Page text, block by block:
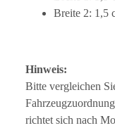
Breite 2: 1,5
Hinweis:
Bitte vergleichen
richtet sich nach